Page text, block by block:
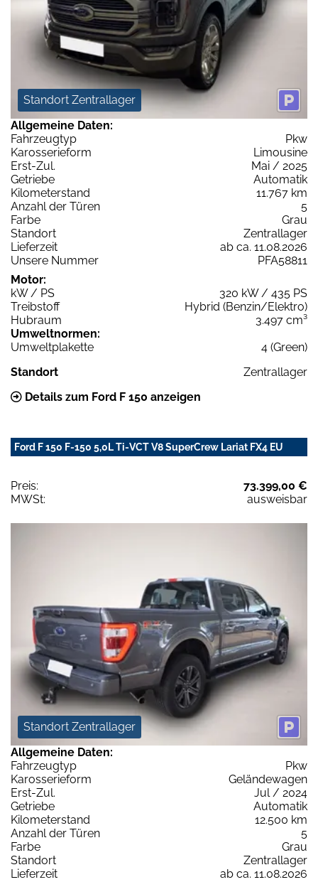
Standort Zentrallager
Allgemeine Daten:
Fahrzeugtyp
Pkw
Karosserieform
Limousine
Erst-Zul.
Mai / 2025
Getriebe
Automatik
Kilometerstand
11.767 km
Anzahl der Türen
5
Farbe
Grau
Standort
Zentrallager
Lieferzeit
ab ca. 11.08.2026
Unsere Nummer
PFA58811
Motor:
kW / PS
320 kW / 435 PS
Treibstoff
Hybrid (Benzin/Elektro)
Hubraum
3.497 cm³
Umweltnormen:
Umweltplakette
4 (Green)
Standort
Zentrallager
Details zum Ford F 150 anzeigen
Ford F 150 F-150 5,0L Ti-VCT V8 SuperCrew Lariat FX4 EU
Preis:
73.399,00 €
MWSt:
ausweisbar
Standort Zentrallager
Allgemeine Daten:
Fahrzeugtyp
Pkw
Karosserieform
Geländewagen
Erst-Zul.
Jul / 2024
Getriebe
Automatik
Kilometerstand
12.500 km
Anzahl der Türen
5
Farbe
Grau
Standort
Zentrallager
Lieferzeit
ab ca. 11.08.2026